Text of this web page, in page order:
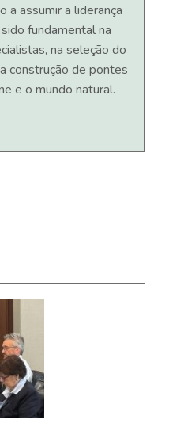
a assumir a liderança
fundamental na
na seleção do
construção de pontes
e o mundo natural.